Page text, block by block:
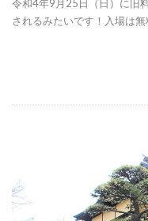
令和4年9月25日（日）に旧
されるみたいです！入場は